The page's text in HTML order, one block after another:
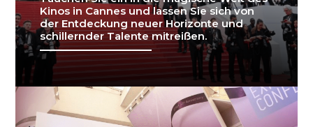
Kinos in Cannes und lassen Sie sich von
der Entdeckung neuer Horizonte und
schillernder Talente mitreißen.